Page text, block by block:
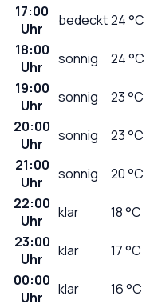
17:00
Uhr
bedeckt24°C
18:00
Uhr
sonnig 24°C
19:00
Uhr
sonnig 23°C
20:00
Uhr
sonnig 23°C
21:00
Uhr
sonnig 20°C
22:00
Uhr
klar 18°C
23:00
Uhr
klar 17°C
00:00
Uhr
klar 16°C